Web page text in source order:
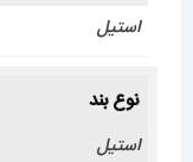
استیل
نوع بند
استیل